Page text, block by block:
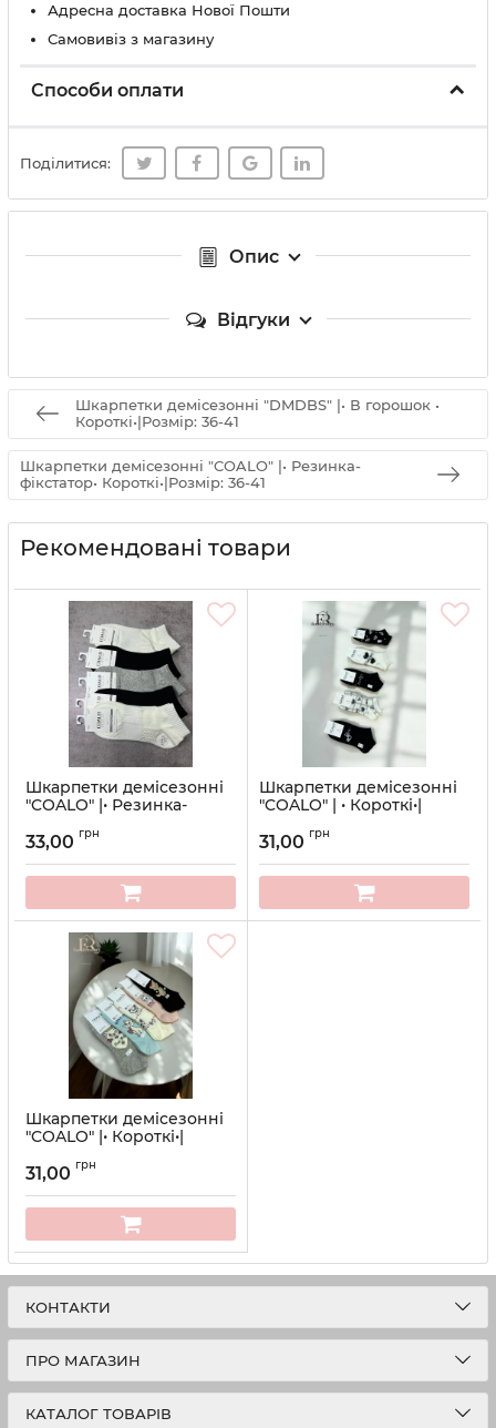
Адресна доставка Нової Пошти
Самовивіз з магазину
Способи оплати
Поділитися:
Опис
Відгуки
Шкарпетки демісезонні "DMDBS" |• В горошок •
Короткі•|Розмір: 36-41
Шкарпетки демісезонні "COALO" |• Резинка-
фікстатор• Короткі•|Розмір: 36-41
Рекомендовані товари
Шкарпетки демісезонні
"COALO" |• Резинка-
Розмір: 36-41
Артикул: 10- ВY-7100
33,00 грн
Шкарпетки демісезонні
"COALO" | • Короткі•|
Артикул:
31,00 грн
Шкарпетки демісезонні
"COALO" |• Короткі•|
Артикул:
31,00 грн
КОНТАКТИ
ПРО МАГАЗИН
КАТАЛОГ ТОВАРІВ